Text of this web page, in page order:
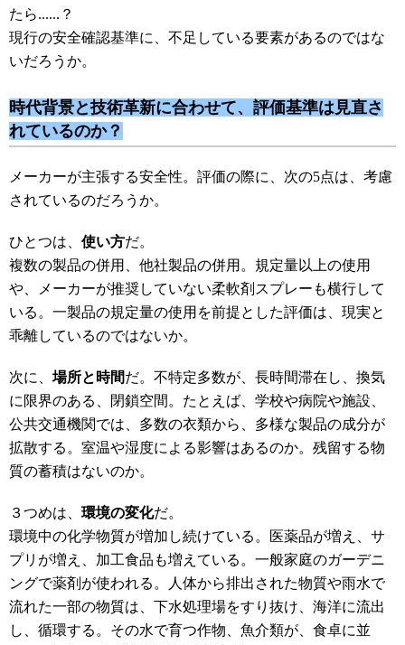
たら......？
現行の安全確認基準に、不足している要素があるのではな
いだろうか。
時代背景と技術革新に合わせて、評価基準は見直さ
れているのか？
メーカーが主張する安全性。評価の際に、次の5点は、考慮
されているのだろうか。
ひとつは、 使い方だ。
複数の製品の併用、他社製品の併用。規定量以上の使用
や、メーカーが推奨していない柔軟剤スプレーも横行して
いる。一製品の規定量の使用を前提とした評価は、現実と
乖離しているのではないか。
次に、 場所と時間だ。不特定多数が、長時間滞在し、換気
に限界のある、閉鎖空間。たとえば、学校や病院や施設、
公共交通機関では、多数の衣類から、多様な製品の成分が
拡散する。室温や湿度による影響はあるのか。残留する物
質の蓄積はないのか。
３つめは、 環境の変化だ。
環境中の化学物質が増加し続けている。医薬品が増え、サ
プリが増え、加工食品も増えている。一般家庭のガーデニ
ングで薬剤が使われる。人体から排出された物質や雨水で
流れた一部の物質は、下水処理場をすり抜け、海洋に流出
し、循環する。その水で育つ作物、魚介類が、食卓に並